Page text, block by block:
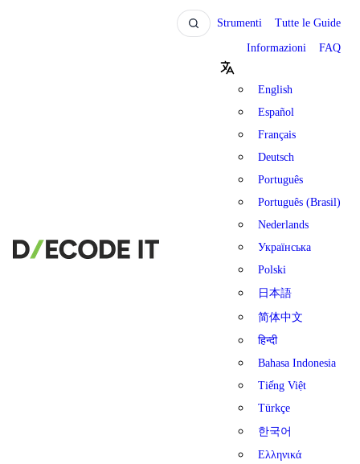
Strumenti Tutte le Guide
Informazioni FAQ
English
Español
Français
Deutsch
Português
Português (Brasil)
Nederlands
Українська
Polski
日本語
简体中文
हिन्दी
Bahasa Indonesia
Tiếng Việt
Türkçe
한국어
Ελληνικά